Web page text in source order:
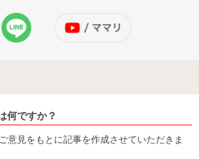
何ですか？
意見をもとに記事を作成させていただきま